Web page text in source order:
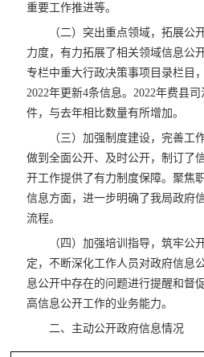
重要工作推进等。
（二）突出重点领域，拓展公
力度，有力拓展了相关领域信息公
专栏中重大行政决策事项目录栏目
2022年更新4条信息。2022年费县
件，与去年相比数量有所增加。
（三）加强制度建设，完善
做到全面公开、及时公开，制订了
开工作提供了有力制度保障。聚焦
信息方面，进一步明确了我局政府
流程。
（四）加强培训指导，筑牢
定，不断深化工作人员对政府信息
息公开中存在的问题进行提醒和督
高信息公开工作的业务能力。
二、主动公开政府信息情况